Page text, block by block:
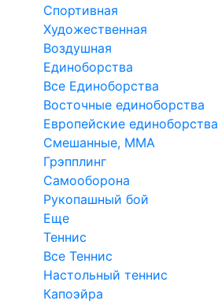
Спортивная
Художественная
Воздушная
Единоборства
Все Единоборства
Восточные единоборства
Европейские единоборства
Смешанные, ММА
Грэпплинг
Самооборона
Рукопашный бой
Еще
Теннис
Все Теннис
Настольный теннис
Капоэйра